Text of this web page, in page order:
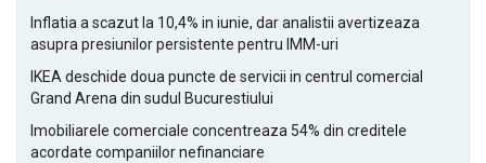
Inflatia a scazut la 10,4% in iunie, dar analistii avertizeaza
asupra presiunilor persistente pentru IMM-uri
IKEA deschide doua puncte de servicii in centrul comercial
Grand Arena din sudul Bucurestiului
Imobiliarele comerciale concentreaza 54% din creditele
acordate companiilor nefinanciare